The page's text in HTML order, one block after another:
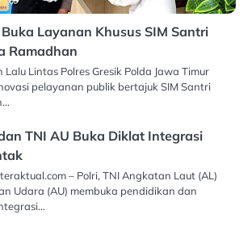
Layanan Khusus SIM Santri
Ramadhan
Lalu Lintas Polres Gresik Polda Jawa Timur
pelayanan publik bertajuk SIM Santri
TNI AU Buka Diklat Integrasi
– Polri, TNI Angkatan Laut (AL)
Udara (AU) membuka pendidikan dan